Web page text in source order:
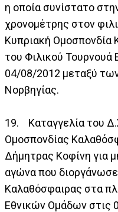
η οποία συνίστατο
χρονομέτρης στον
Κυπριακή Ομοσπονδία
του Φιλικού
04/08/2012 μεταξύ
Νορβηγίας.
19. Καταγγελία του
Ομοσπονδίας
Δήμητρας Κοφίνη για
αγώνα που
Καλαθόσφαιρας στα
Εθνικών Ομάδων στις